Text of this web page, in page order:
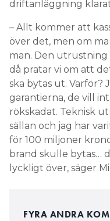
driftanläggning klarat
– Allt kommer att
över det, men om
man. Den
då pratar vi om att
ska bytas ut. Varför?
garantierna, de vill
rökskadat. Teknisk
sällan och jag har
för 100 miljoner
brand skulle bytas…
lyckligt över, säger
FYRA ANDRA